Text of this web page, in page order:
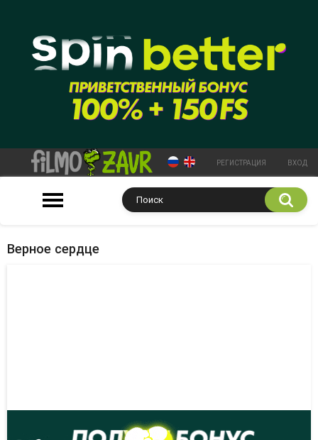
РЕГИСТРАЦИЯ ВХОД
Верное сердце